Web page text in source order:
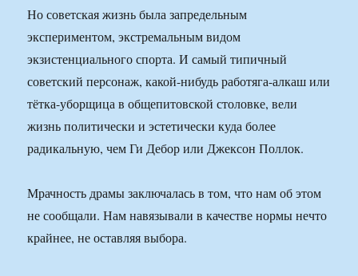
Но советская жизнь была запредельным
экспериментом, экстремальным видом
экзистенциального спорта. И самый типичный
советский персонаж, какой-нибудь работяга-алкаш или
тётка-уборщица в общепитовской столовке, вели
жизнь политически и эстетически куда более
радикальную, чем Ги Дебор или Джексон Поллок.
Мрачность драмы заключалась в том, что нам об этом
не сообщали. Нам навязывали в качестве нормы нечто
крайнее, не оставляя выбора.